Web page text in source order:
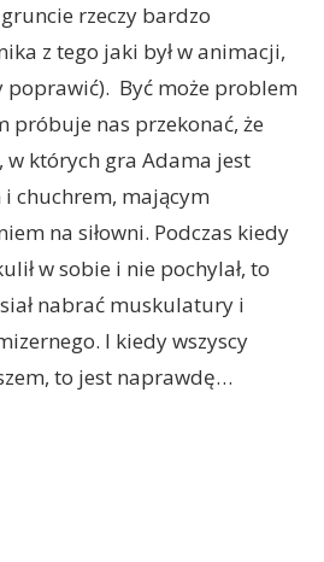
rzeczy bardzo
z tego jaki był w animacji,
poprawić). Być może problem
próbuje nas przekonać, że
w których gra Adama jest
chuchrem, mającym
na siłowni. Podczas kiedy
w sobie i nie pochylał, to
nabrać muskulatury i
I kiedy wszyscy
to jest naprawdę…